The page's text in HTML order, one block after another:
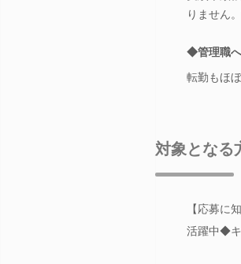
りません
◆管理職へ
転勤もほ
対象となる
【応募に
活躍中◆キ